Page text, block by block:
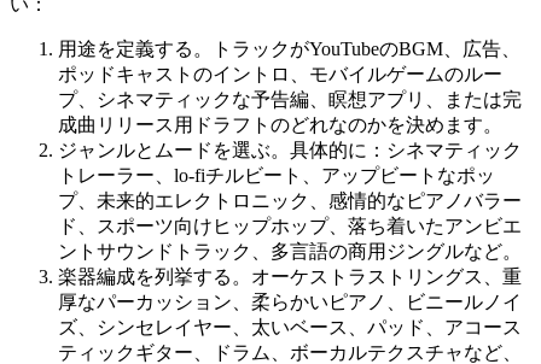
用途を定義する。トラックがYouTubeのBGM、広告、
ポッドキャストのイントロ、モバイルゲームのルー
プ、シネマティックな予告編、瞑想アプリ、または完
成曲リリース用ドラフトのどれなのかを決めます。
ジャンルとムードを選ぶ。具体的に：シネマティック
トレーラー、lo-fiチルビート、アップビートなポッ
プ、未来的エレクトロニック、感情的なピアノバラー
ド、スポーツ向けヒップホップ、落ち着いたアンビエ
ントサウンドトラック、多言語の商用ジングルなど。
楽器編成を列挙する。オーケストラストリングス、重
厚なパーカッション、柔らかいピアノ、ビニールノイ
ズ、シンセレイヤー、太いベース、パッド、アコース
ティックギター、ドラム、ボーカルテクスチャなど、